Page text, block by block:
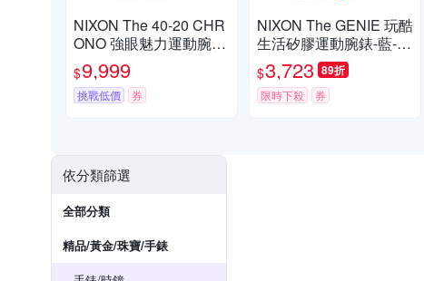
NIXON The 40-20 CHR
ONO 強眼魅力運動腕
錶-鋼帶-藍彩玳瑁-NXA0
371116
$9,999
挑戰低價 券
NIXON The GENIE 玩酷
生活矽膠運動腕錶-藍-44
mm
$3,723 89折
限時下殺 券
依分類篩選
全部分類
精品/黃金/珠寶/手錶